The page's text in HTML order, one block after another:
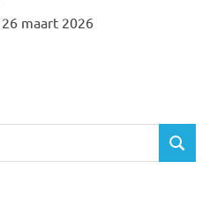
26 maart 2026
Z